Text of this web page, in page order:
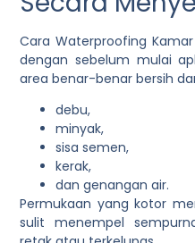
Cara Waterproofing
dengan sebelum mulai
area benar-benar bersih
debu,
minyak,
sisa semen,
kerak,
dan genangan air.
Permukaan yang kotor
sulit menempel